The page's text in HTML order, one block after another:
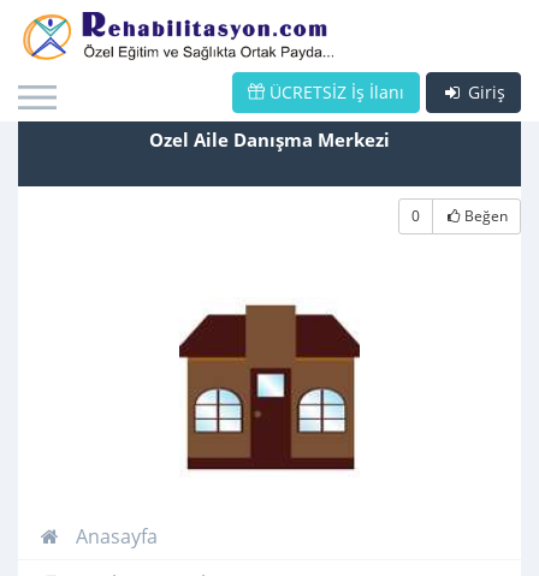
Giriş
ÜCRETSİZ İş İlanı
Ozel Aile Danışma Merkezi
0 Beğen
Anasayfa